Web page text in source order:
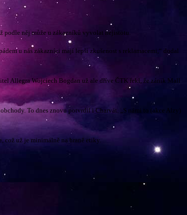
podle něj může u zákazníků vyvolat nejistotu.
u nás zákazníci mají lepší zkušenost s reklamacemi,“ dodal
Allegra Wojciech Bogdan už ale dříve ČTK řekl, že zánik Mall
To dnes znovu potvrdil i Charvát. „S námi to (akce Alzy)
což už je minimálně na hraně etiky.